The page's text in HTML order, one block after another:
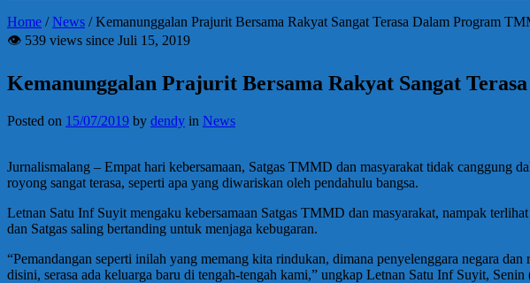
Home /News /Kemanunggalan Prajurit Bersama Rakyat Sangat Terasa Dalam Program
👁 539 views since Juli 15, 2019
Kemanunggalan Prajurit Bersama Rakyat Sangat
Posted on 15/07/2019 by dendy in News
Jurnalismalang – Empat hari kebersamaan, Satgas TMMD dan masyarakat tidak canggung
royong sangat terasa, seperti apa yang diwariskan oleh pendahulu bangsa.
Letnan Satu Inf Suyit mengaku kebersamaan Satgas TMMD dan masyarakat, nampak
dan Satgas saling bertanding untuk menjaga kebugaran.
“Pemandangan seperti inilah yang memang kita rindukan, dimana penyelenggara negara
disini, serasa ada keluarga baru di tengah-tengah kami,” ungkap Letnan Satu Inf Suyit, Senin